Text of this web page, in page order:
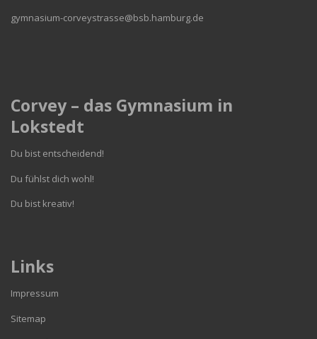
gymnasium-corveystrasse@bsb.hamburg.de
Corvey – das Gymnasium in
Lokstedt
Du bist entscheidend!
Du fühlst dich wohl!
Du bist kreativ!
Links
Impressum
Sitemap